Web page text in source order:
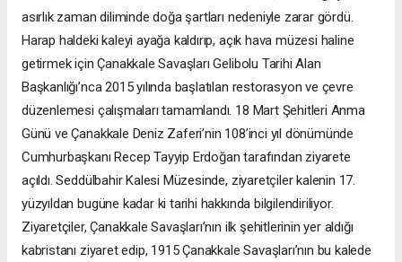
asırlık zaman diliminde doğa şartları nedeniyle zarar gördü.
Harap haldeki kaleyi ayağa kaldırıp, açık hava müzesi haline
getirmek için Çanakkale Savaşları Gelibolu Tarihi Alan
Başkanlığı’nca 2015 yılında başlatılan restorasyon ve çevre
düzenlemesi çalışmaları tamamlandı. 18 Mart Şehitleri Anma
Günü ve Çanakkale Deniz Zaferi’nin 108’inci yıl dönümünde
Cumhurbaşkanı Recep Tayyip Erdoğan tarafından ziyarete
açıldı. Seddülbahir Kalesi Müzesinde, ziyaretçiler kalenin 17.
yüzyıldan bugüne kadar ki tarihi hakkında bilgilendiriliyor.
Ziyaretçiler, Çanakkale Savaşları’nın ilk şehitlerinin yer aldığı
kabristanı ziyaret edip, 1915 Çanakkale Savaşları’nın bu kalede